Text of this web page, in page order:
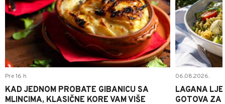
Pre 16 h
KAD JEDNOM PROBATE GIBANICU SA
MLINCIMA, KLASIČNE KORE VAM VIŠE
06.08.2026.
LAGANA
GOTOVA ZA